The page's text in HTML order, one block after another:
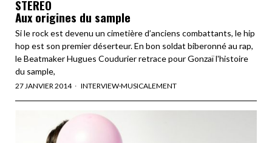
STEREO
Aux origines du sample
Si le rock est devenu un cimetière d’anciens combattants, le hip
hop est son premier déserteur. En bon soldat biberonné au rap,
le Beatmaker Hugues Coudurier retrace pour Gonzaï l'histoire
du sample,
27 JANVIER 2014 INTERVIEW·MUSICALEMENT